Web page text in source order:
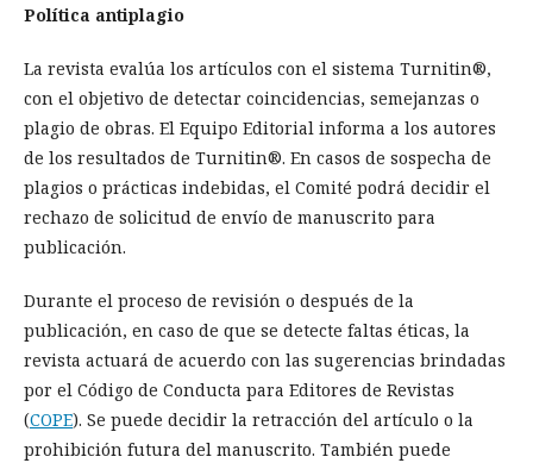
Política antiplagio
La revista evalúa los artículos con el sistema Turnitin®,
con el objetivo de detectar coincidencias, semejanzas o
plagio de obras. El Equipo Editorial informa a los autores
de los resultados de Turnitin®. En casos de sospecha de
plagios o prácticas indebidas, el Comité podrá decidir el
rechazo de solicitud de envío de manuscrito para
publicación.
Durante el proceso de revisión o después de la
publicación, en caso de que se detecte faltas éticas, la
revista actuará de acuerdo con las sugerencias brindadas
por el Código de Conducta para Editores de Revistas
(COPE). Se puede decidir la retracción del artículo o la
prohibición futura del manuscrito. También puede